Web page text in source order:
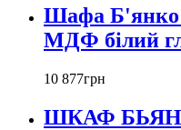
Шафа Б'янко
МДФ білий
10 877грн
ШКАФ